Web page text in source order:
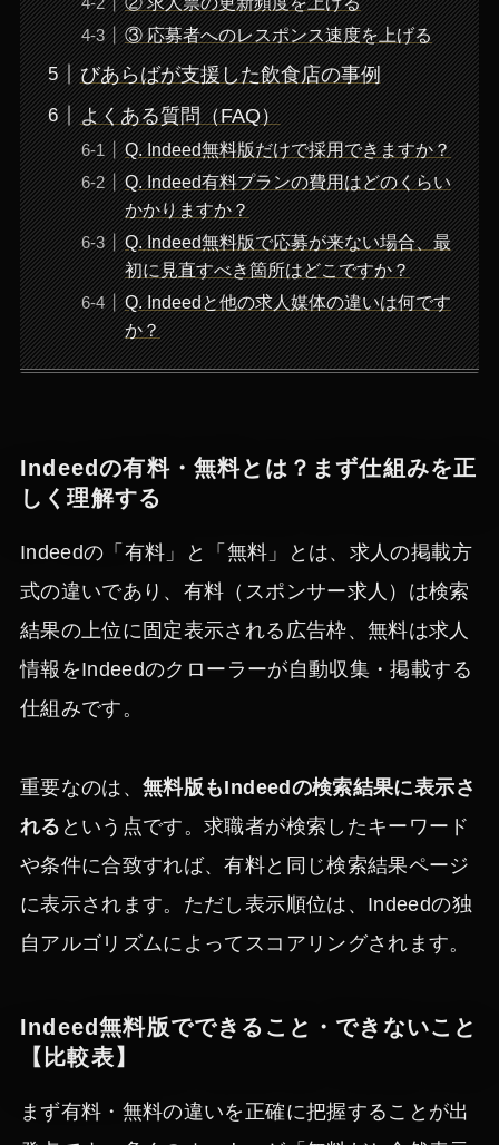
③ 応募者へのレスポンス速度を上げる
びあらばが支援した飲食店の事例
よくある質問（FAQ）
Q. Indeed無料版だけで採用できますか？
Q. Indeed有料プランの費用はどのくらい
かかりますか？
Q. Indeed無料版で応募が来ない場合、最
初に見直すべき箇所はどこですか？
Q. Indeedと他の求人媒体の違いは何です
か？
Indeedの有料・無料とは？まず仕組みを正
しく理解する
Indeedの「有料」と「無料」とは、求人の掲載方
式の違いであり、有料（スポンサー求人）は検索
結果の上位に固定表示される広告枠、無料は求人
情報をIndeedのクローラーが自動収集・掲載する
仕組みです。
重要なのは、無料版もIndeedの検索結果に表示さ
れる という点です。求職者が検索したキーワード
や条件に合致すれば、有料と同じ検索結果ページ
に表示されます。ただし表示順位は、Indeedの独
自アルゴリズムによってスコアリングされます。
Indeed無料版でできること・できないこと
【比較表】
まず有料・無料の違いを正確に把握することが出